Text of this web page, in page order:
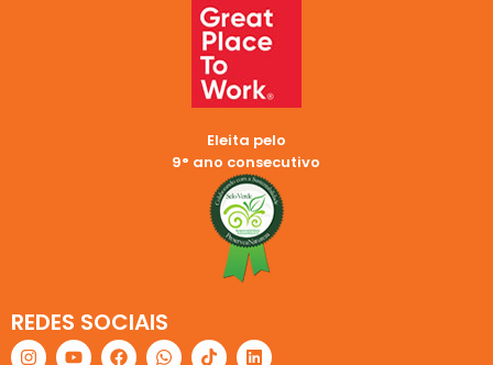
Eleita pelo
9° ano consecutivo
REDES SOCIAIS